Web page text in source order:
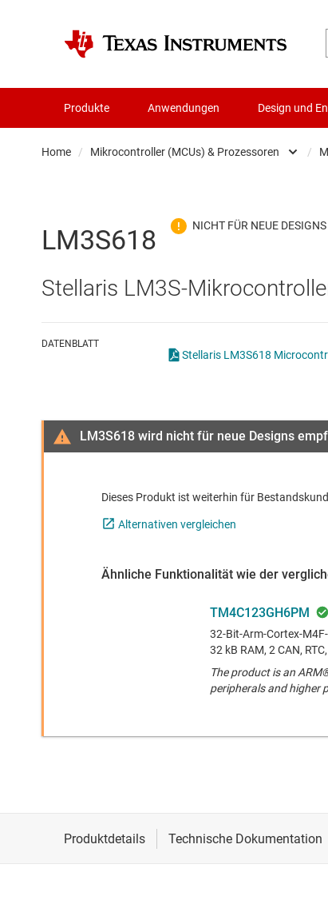
Produkte Anwendungen Design und
Home / Mikrocontroller (MCUs) & Prozessoren
Batteriemanagement-ICs
Die- & Wafer-Services
Drahtlose Konnektivität
HF & Mikrowellen
/
LM3S618
Stellaris LM3S-
DATENBLATT
Stellaris LM3S618
LM3S618 wird nicht für neue Designs
Dieses Produkt ist weiterhin für
Alternativen vergleichen
Ähnliche Funktionalität wie der
TM4C123GH6PM
32-Bit-Arm-Cortex-
32 kB RAM, 2 CAN,
The product is an
peripherals and higher